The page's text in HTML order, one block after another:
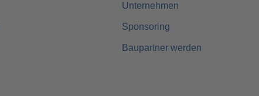
Unternehmen
Sponsoring
Baupartner werden